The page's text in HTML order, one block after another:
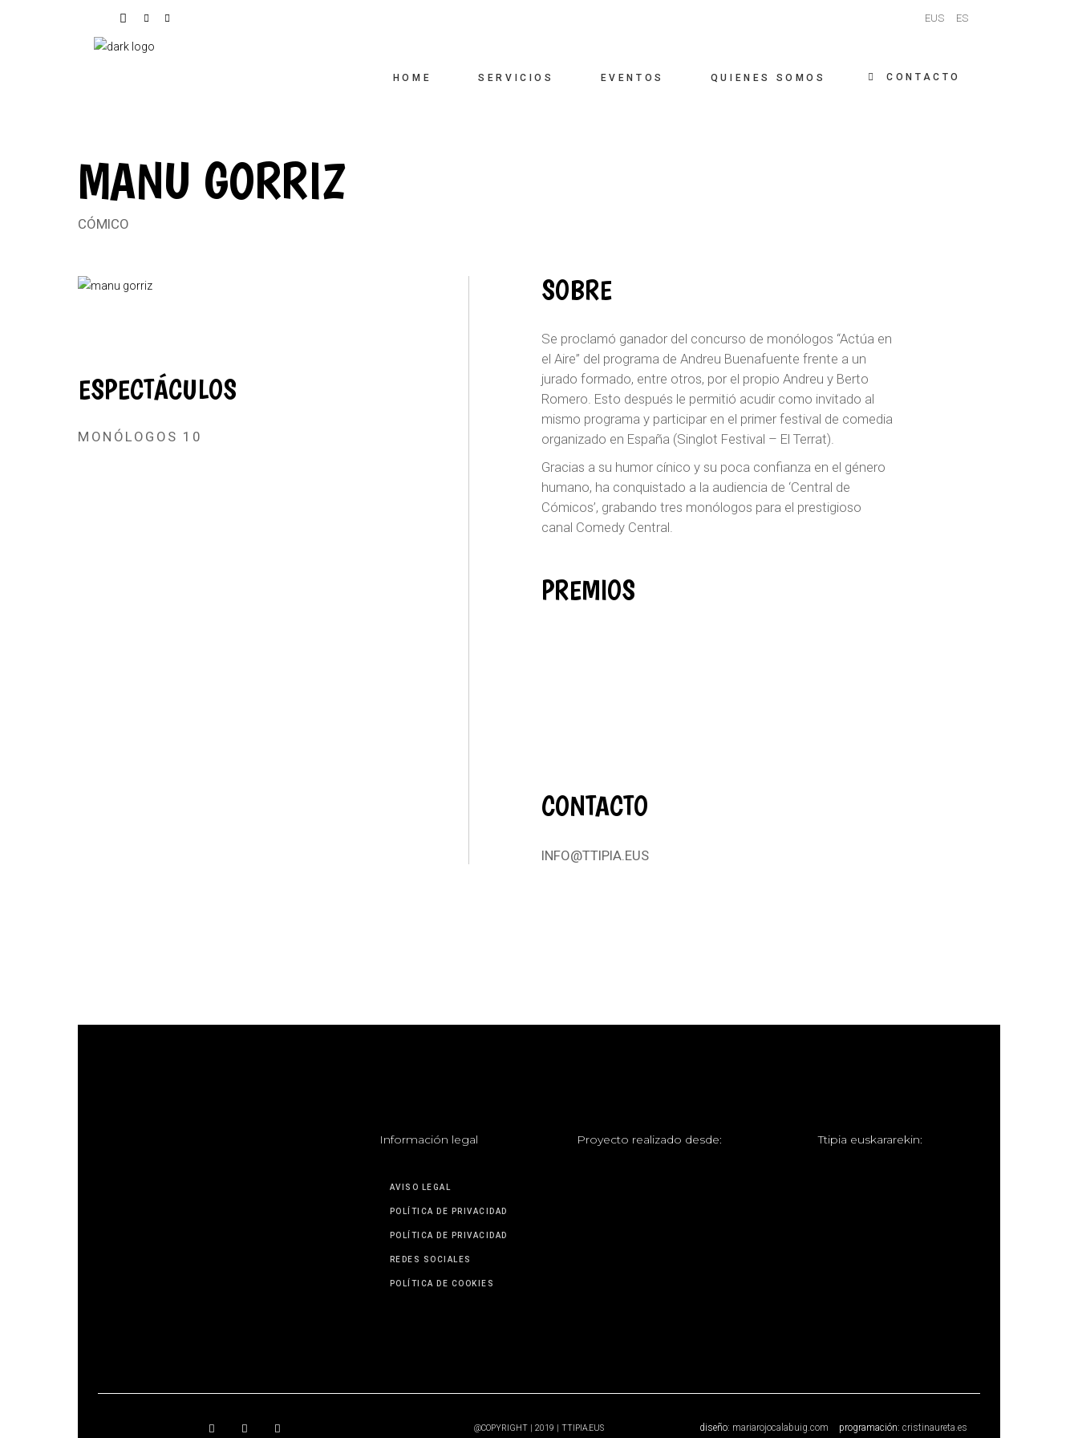
EUS ES
HOME SERVICIOS EVENTOS QUIENES SOMOS CONTACTO
MANU GORRIZ
CÓMICO
ESPECTÁCULOS
MONÓLOGOS 10
SOBRE
Se proclamó ganador del concurso de monólogos “Actúa en
el Aire” del programa de Andreu Buenafuente frente a un
jurado formado, entre otros, por el propio Andreu y Berto
Romero. Esto después le permitió acudir como invitado al
mismo programa y participar en el primer festival de comedia
organizado en España (Singlot Festival – El Terrat).
Gracias a su humor cínico y su poca confianza en el género
humano, ha conquistado a la audiencia de ‘Central de
Cómicos’, grabando tres monólogos para el prestigioso
canal Comedy Central.
PREMIOS
CONTACTO
INFO@TTIPIA.EUS
Información legal
AVISO LEGAL
POLÍTICA DE PRIVACIDAD
POLÍTICA DE PRIVACIDAD
REDES SOCIALES
POLÍTICA DE COOKIES
Proyecto realizado desde: Ttipia euskararekin:
@COPYRIGHT | 2019 | TTIPIA.EUS diseño: mariarojocalabuig.com programación: cristinaureta.es